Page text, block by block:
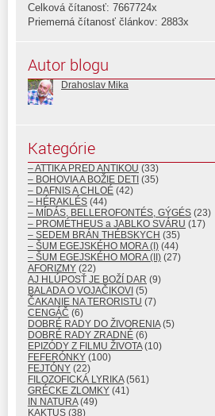
Celková čítanosť: 7667724x
Priemerná čítanosť článkov: 2883x
Autor blogu
Drahoslav Mika
Kategórie
– ATTIKA PRED ANTIKOU (33)
– BOHOVIA A BOŽIE DETI (35)
– DAFNIS A CHLOÉ (42)
– HÉRAKLÉS (44)
– MÍDÁS, BELLEROFONTÉS, GÝGÉS (23)
– PROMÉTHEUS a JABLKO SVÁRU (17)
– SEDEM BRÁN THÉBSKYCH (35)
– ŠUM EGEJSKÉHO MORA (I) (44)
– ŠUM EGEJSKÉHO MORA (II) (27)
AFORIZMY (22)
AJ HLÚPOSŤ JE BOŽÍ DAR (9)
BALADA O VOJAČIKOVI (5)
ČAKANIE NA TERORISTU (7)
CENGÁČ (6)
DOBRÉ RADY DO ŽIVORENIA(5)
DOBRÉ RADY ZRADNÉ (6)
EPIZÓDY Z FILMU ŽIVOTA(10)
FEFERÓNKY (100)
FEJTÓNY (22)
FILOZOFICKÁ LYRIKA(561)
GRÉCKE ZLOMKY (41)
IN NATURA(49)
KAKTUS (38)